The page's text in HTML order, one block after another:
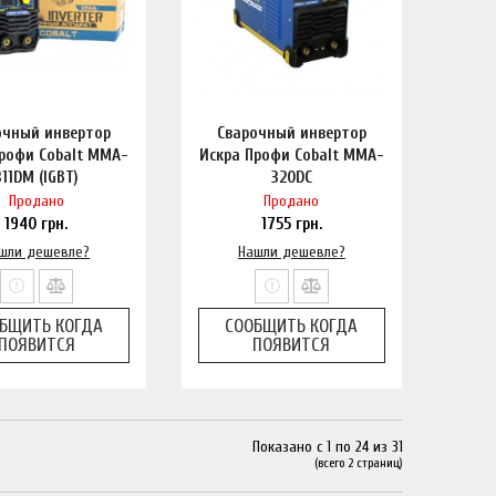
инвертор
Cobalt MMA-
(IGBT)
Продано
1940 грн.
дешевле?
КОГДА
Сварочный инвертор
Искра Профи Cobalt MMA-
320DC
Продано
1755грн.
Нашли дешевле?
СООБЩИТЬ КОГДА
ПОЯВИТСЯ
Показано с 1 по 24 из 31
(всего 2 страниц)